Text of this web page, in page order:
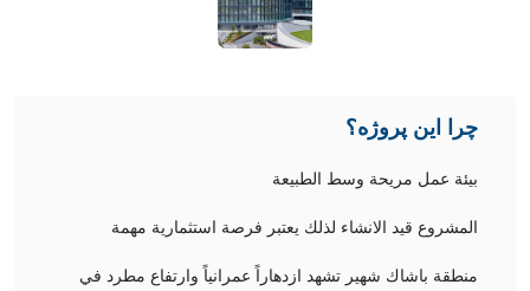
چرا این پروژه؟
بيئة عمل مريحة وسط الطبيعة
المشروع قيد الانشاء لذلك يعتبر فرصة استثمارية مهمة
منطقة باشاك شهير تشهد ازدهاراً عمرانياً وارتفاع مطرد في